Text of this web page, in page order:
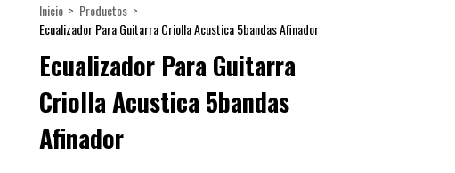
Inicio > Productos >
Ecualizador Para Guitarra Criolla Acustica 5bandas Afinador
Ecualizador Para Guitarra
Criolla Acustica 5bandas
Afinador